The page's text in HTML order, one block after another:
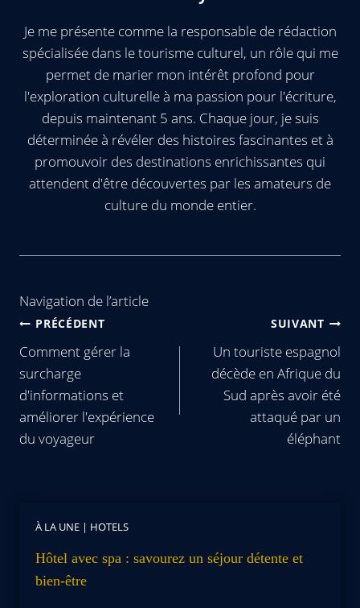
Je me présente comme la responsable de rédaction
spécialisée dans le tourisme culturel, un rôle qui me
permet de marier mon intérêt profond pour
l'exploration culturelle à ma passion pour l'écriture,
depuis maintenant 5 ans. Chaque jour, je suis
déterminée à révéler des histoires fascinantes et à
promouvoir des destinations enrichissantes qui
attendent d'être découvertes par les amateurs de
culture du monde entier.
Navigation de l’article
PRÉCÉDENT
Comment gérer la
surcharge
d'informations et
améliorer l'expérience
du voyageur
SUIVANT
Un touriste espagnol
décède en Afrique du
Sud après avoir été
attaqué par un
éléphant
À LA UNE | HOTELS
Hôtel avec spa : savourez un séjour détente et
bien-être